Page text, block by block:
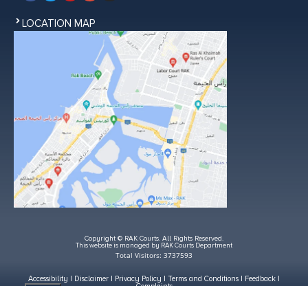
LOCATION MAP
Copyright © RAK Courts. All Rights Reserved.
This website is managed by RAK Courts Department
Total Visitors: 3737593
Accessibility | Disclaimer | Privacy Policy | Terms and Conditions | Feedback |